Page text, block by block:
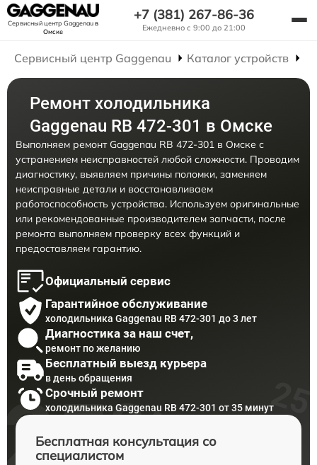
Сервисный центр Gaggenauв
Омске
+7 (381) 267-86-36
Ежедневно с 9:00 до 21:00
Сервисный центр Gaggenau Каталог устройств
Ремонт холодильника
Gaggenau RB 472-301 в Омске
Выполняем ремонт Gaggenau RB 472-301 в Омске с
устранением неисправностей любой сложности. Проводим
диагностику, выявляем причины поломки, заменяем
неисправные детали и восстанавливаем
работоспособность устройства. Используем оригинальные
или рекомендованные производителем запчасти, после
ремонта выполняем проверку всех функций и
предоставляем гарантию.
Официальный сервис
Гарантийное обслуживание
холодильника Gaggenau RB 472-301 до 3 лет
Диагностика за наш счет,
ремонт по желанию
Бесплатный выезд курьера
в день обращения
Срочный ремонт
холодильника Gaggenau RB 472-301 от 35 минут
Бесплатная консультация со
специалистом